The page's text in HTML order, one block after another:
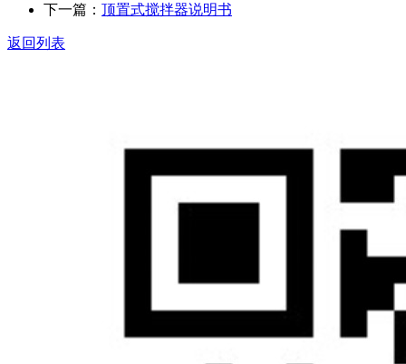
下一篇： 顶置式搅拌器说明书
返回列表